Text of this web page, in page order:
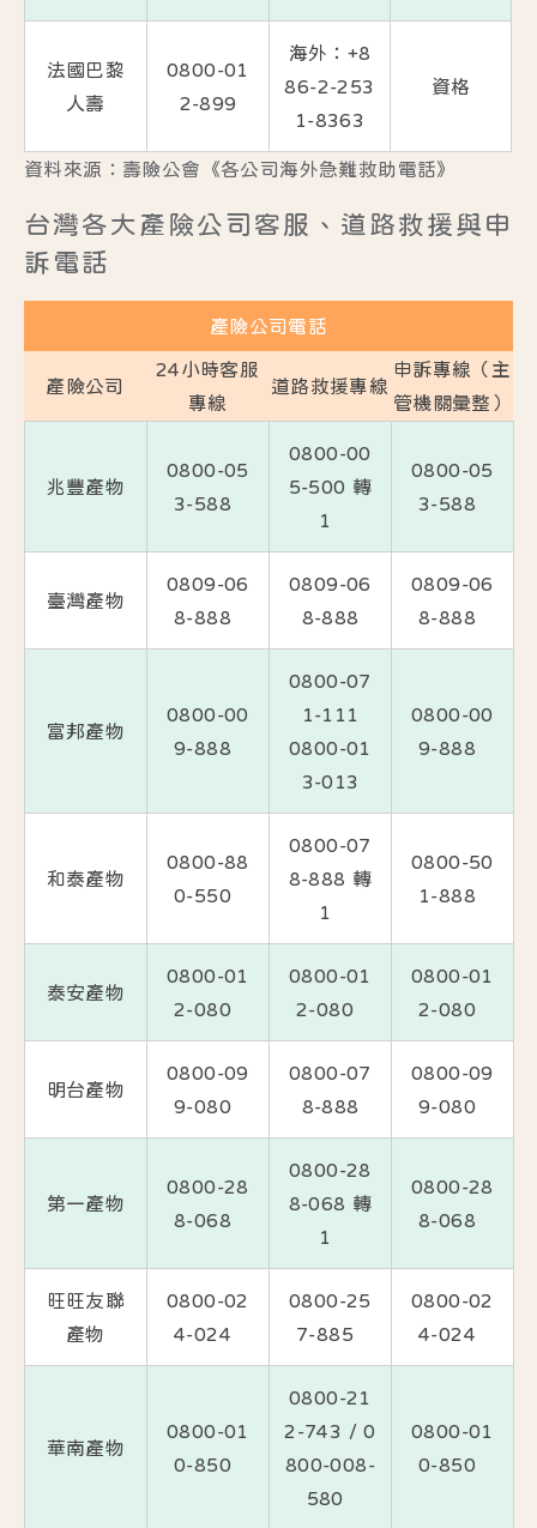
法國巴黎
人壽
0800-01
2-899
海外：+8
86-2-253
1-8363
資格
資料來源： 壽險公會《各公司海外急難救助電話》
台灣各大產險公司客服、道路救援與申
訴電話
產險公司電話
產險公司
24小時客服
專線
道路救援專線
申訴專線（主
管機關彙整）
兆豐產物
0800-05
3-588
0800-00
5-500 轉
1
0800-05
3-588
臺灣產物
0809-06
8-888
0809-06
8-888
0809-06
8-888
富邦產物
0800-00
9-888
0800-07
1-111
0800-01
3-013
0800-00
9-888
和泰產物
0800-88
0-550
0800-07
8-888 轉
1
0800-50
1-888
泰安產物
0800-01
2-080
0800-01
2-080
0800-01
2-080
明台產物
0800-09
9-080
0800-07
8-888
0800-09
9-080
第一產物
0800-28
8-068
0800-28
8-068 轉
1
0800-28
8-068
旺旺友聯
產物
0800-02
4-024
0800-25
7-885
0800-02
4-024
華南產物
0800-01
0-850
0800-21
2-743 / 0
800-008-
580
0800-01
0-850